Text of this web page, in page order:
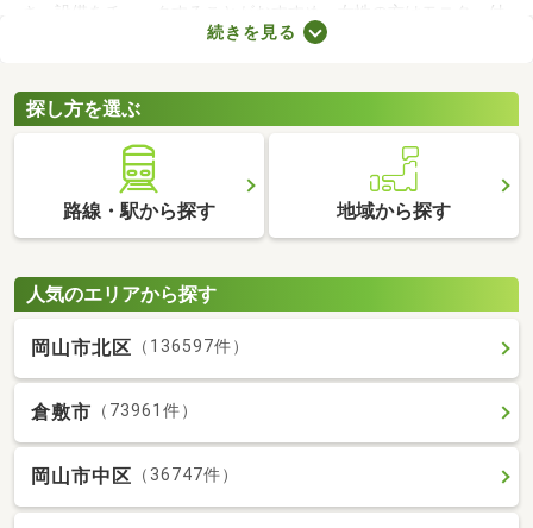
さ、設備をチェックすることがおすすめ。女性の方はモニター付
きインターホンやオートロックの有無も見ておきましょう。セキ
れば、自分だけのくつろぎの空間を手に入れられますよ。
続きを見る
探し方を選ぶ
路線・駅から探す 地域から探す
人気のエリアから探す
岡山市北区 （136597件）
倉敷市 （73961件）
岡山市中区 （36747件）